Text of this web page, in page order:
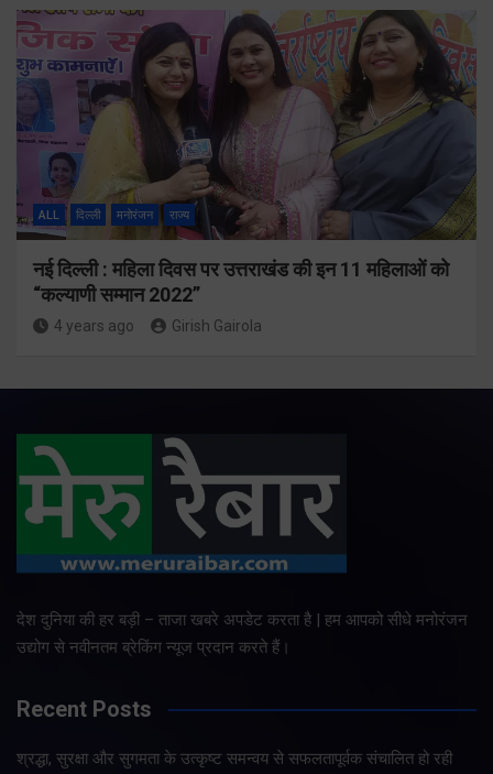
ALL दिल्ली मनोरंजन राज्य
नई दिल्ली : महिला दिवस पर उत्तराखंड की इन 11 महिलाओं को
“कल्याणी सम्मान 2022”
4 years ago Girish Gairola
देश दुनिया की हर बड़ी – ताजा खबरे अपडेट करता है | हम आपको सीधे मनोरंजन
उद्योग से नवीनतम ब्रेकिंग न्यूज प्रदान करते हैं।
Recent Posts
श्रद्धा, सुरक्षा और सुगमता के उत्कृष्ट समन्वय से सफलतापूर्वक संचालित हो रही